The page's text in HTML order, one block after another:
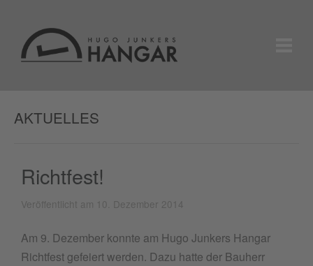
AKTUELLES
Richtfest!
Veröffentlicht am 10. Dezember 2014
Am 9. Dezember konnte am Hugo Junkers Hangar
Richtfest gefeiert werden. Dazu hatte der Bauherr